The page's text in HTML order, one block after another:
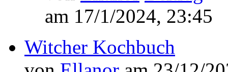
am 17/1/2024, 23:45
Witcher Kochbuch